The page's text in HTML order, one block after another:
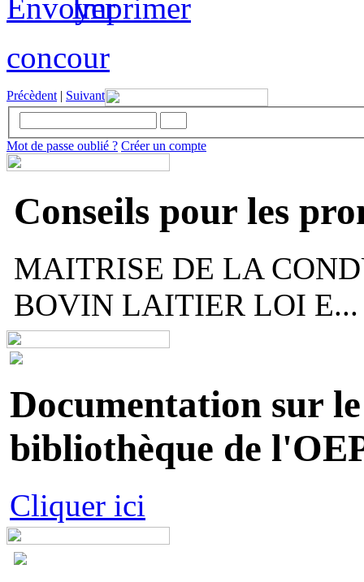
concour
Précèdent | Suivant
Mot de passe oublié ? Créer un compte
Conseils pour les
MAITRISE DE LA
BOVIN LAITIER LOI E...
Documentation sur
bibliothèque de
Cliquer ici